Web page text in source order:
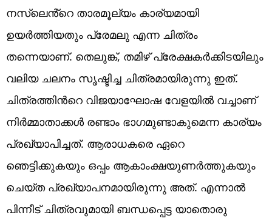
നസ്‍ലെൻ്റെ താരമൂല്യം കാര്യമായി
ഉയർത്തിയതും പ്രേമലു എന്ന ചിത്രം
തന്നെയാണ്. തെലുങ്ക്, തമിഴ് പ്രേക്ഷകർക്കിടയിലും
വലിയ ചലനം സൃഷ്ടിച്ച ചിത്രമായിരുന്നു ഇത്.
ചിത്രത്തിൻറെ വിജയാഘോഷ വേളയിൽ വച്ചാണ്
നിർമ്മാതാക്കൾ രണ്ടാം ഭാഗമുണ്ടാകുമെന്ന കാര്യം
പ്രഖ്യാപിച്ചത്. ആരാധകരെ ഏറെ
ഞെട്ടിക്കുകയും ഒപ്പം ആകാംക്ഷയുണർത്തുകയും
ചെയ്ത പ്രഖ്യാപനമായിരുന്നു അത്. എന്നാൽ
പിന്നീട് ചിത്രവുമായി ബന്ധപ്പെട്ട യാതൊരു